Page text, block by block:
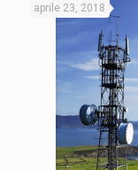
aprile 23, 2018